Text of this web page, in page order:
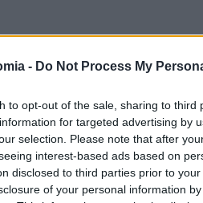
- Do Not Process My
to opt-out of the sale, sharing to
for targeted advertising by
selection. Please note that after
interest-based ads based on
disclosed to third parties prior to
of your personal information